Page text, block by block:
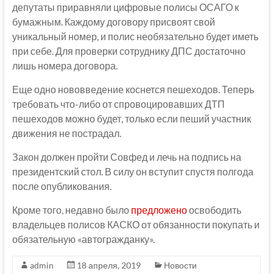
депутаты приравняли цифровые полисы ОСАГО к
бумажным. Каждому договору присвоят свой
уникальный номер, и полис необязательно будет иметь
при себе. Для проверки сотруднику ДПС достаточно
лишь номера договора.
Еще одно нововведение коснется пешеходов. Теперь
требовать что-либо от спровоцировавших ДТП
пешеходов можно будет, только если пеший участник
движения не пострадал.
Закон должен пройти Совфед и лечь на подпись на
президентский стол. В силу он вступит спустя полгода
после опубликования.
Кроме того, недавно было предложеноосвободить
владельцев полисов КАСКО от обязанности покупать и
обязательную «автогражданку».
admin 18 апреля, 2019
Новости